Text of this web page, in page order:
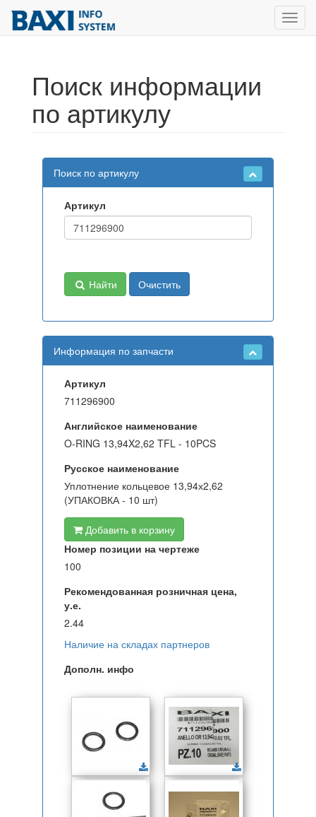
Поиск информации
по артикулу
Поиск по артикулу
Артикул
Найти Очистить
Информация по запчасти
Артикул
711296900
Английское наименование
O-RING 13,94X2,62 TFL - 10PCS
Русское наименование
Уплотнение кольцевое 13,94х2,62
(УПАКОВКА - 10 шт)
Добавить в корзину
Номер позиции на чертеже
100
Рекомендованная розничная цена,
у.е.
2.44
Наличие на складах партнеров
Дополн. инфо